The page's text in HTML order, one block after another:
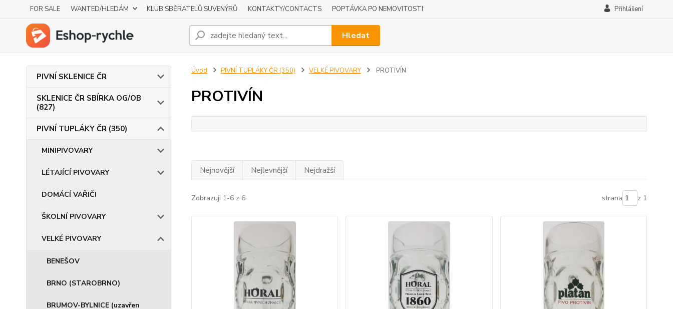
FOR SALE WANTED/HLEDÁM KLUB SBĚRATELŮ SUVENÝRŮ KONTAKTY/CONTACTS POPTÁVKA PO NEMOVITOSTI Přihlášení
Hledat
PIVNÍ SKLENICE ČR
SKLENICE ČR SBÍRKA OG/OB
(827)
PIVNÍ TUPLÁKY ČR (350)
MINIPIVOVARY
LÉTAJÍCÍ PIVOVARY
DOMÁCÍ VAŘIČI
ŠKOLNÍ PIVOVARY
VELKÉ PIVOVARY
BENEŠOV
BRNO (STAROBRNO)
BRUMOV-BYLNICE (uzavřen
Úvod PIVNÍ TUPLÁKY ČR (350) VELKÉ PIVOVARY PROTIVÍN
PROTIVÍN
Nejnovější Nejlevnější Nejdražší
Zobrazuji 1-6 z 6 strana z 1